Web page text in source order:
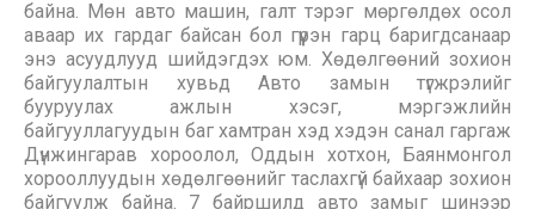
байна. Мөн авто машин, галт тэрэг мөргөлдөх осол
аваар их гардаг байсан бол гүүрэн гарц баригдсанаар
энэ асуудлууд шийдэгдэх юм. Хөдөлгөөний зохион
байгуулалтын хувьд Авто замын түгжрэлийг
бууруулах ажлын хэсэг, мэргэжлийн
байгууллагуудын баг хамтран хэд хэдэн санал гаргаж
Дүнжингарав хороолол, Оддын хотхон, Баянмонгол
хорооллуудын хөдөлгөөнийг таслахгүй байхаар зохион
байгуулж байна. 7 байршилд авто замыг шинээр